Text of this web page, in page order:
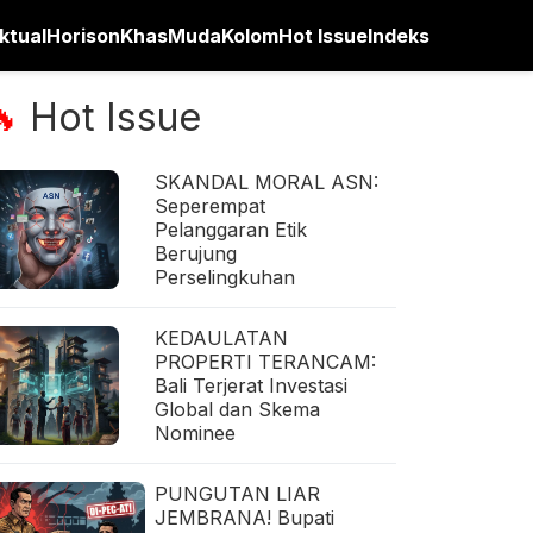
HorisonKhasMudaKolomHot IssueIndeks
Hot Issue
SKANDAL MORAL ASN:
Seperempat
Pelanggaran Etik
Berujung
Perselingkuhan
KEDAULATAN
PROPERTI TERANCAM:
Bali Terjerat Investasi
Global dan Skema
Nominee
PUNGUTAN LIAR
JEMBRANA! Bupati